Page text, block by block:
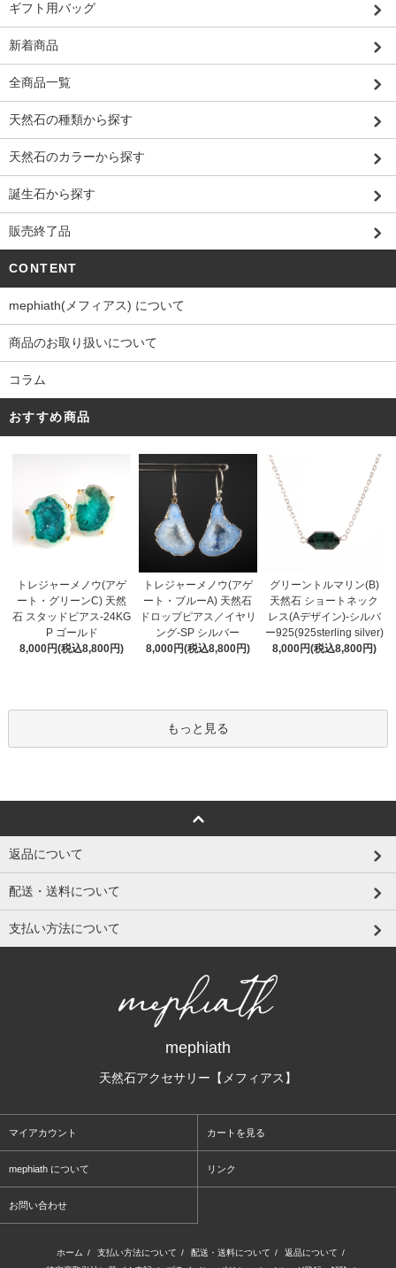
ギフト用バッグ
新着商品
全商品一覧
天然石の種類から探す
天然石のカラーから探す
誕生石から探す
販売終了品
CONTENT
mephiath(メフィアス) について
商品のお取り扱いについて
コラム
おすすめ商品
トレジャーメノウ(アゲ
ート・グリーンC) 天然
石 スタッドピアス-24KG
P ゴールド
8,000円(税込8,800円)
トレジャーメノウ(アゲ
ート・ブルーA) 天然石
ドロップピアス／イヤリ
ング-SP シルバー
8,000円(税込8,800円)
グリーントルマリン(B)
天然石 ショートネック
レス(Aデザイン)-シルバ
ー925(925sterling silver)
8,000円(税込8,800円)
もっと見る
返品について
配送・送料について
支払い方法について
mephiath
天然石アクセサリー【メフィアス】
マイアカウント カートを見る
mephiath について リンク
お問い合わせ
ホーム / 支払い方法について / 配送・送料について / 返品について /